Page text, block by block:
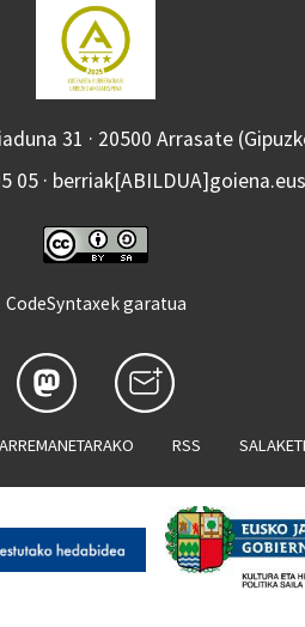
31 · 20500 Arrasate
05 · berriak[ABILDUA]goiena.eus
CodeSyntaxek garatua
RSS